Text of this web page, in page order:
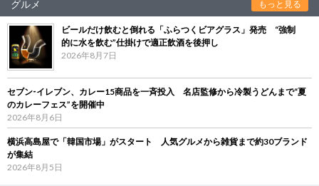
グルメ もっと見る
ビールだけ飲むと倒れる「ふらつくビアグラス」発売 “強制
的に水を飲む”仕掛けで適正飲酒を後押し
2026年8月7日
セブン‐イレブン、カレー15商品を一斉投入 名店監修から冷製うどんまで“夏
のカレーフェス”を開催中
2026年8月6日
横浜高島屋で「韓国市場」がスタート 人気グルメから雑貨まで約30ブランド
が集結
2026年8月5日